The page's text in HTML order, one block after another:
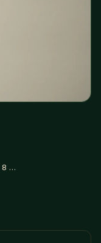
嫁接睫毛後保養全攻略：延長維持時間的 8 個關鍵做法